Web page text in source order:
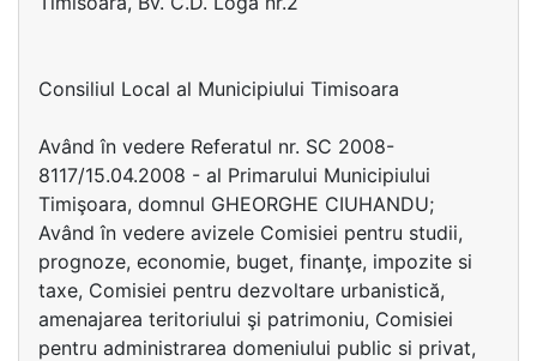
Consiliul Local al Municipiului Timisoara
Având în vedere Referatul nr. SC 2008-
8117/15.04.2008 - al Primarului Municipiului
Timişoara, domnul GHEORGHE CIUHANDU;
Având în vedere avizele Comisiei pentru studii,
prognoze, economie, buget, finanţe, impozite si
taxe, Comisiei pentru dezvoltare urbanistică,
amenajarea teritoriului şi patrimoniu, Comisiei
pentru administrarea domeniului public si privat,